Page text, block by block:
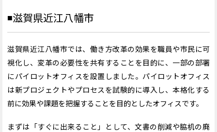
◾️滋賀県近江八幡市
滋賀県近江八幡市では、働き方改革の効果を職員や市民に可
視化し、変革の必要性を共有することを目的に、一部の部署
にパイロットオフィスを設置しました。パイロットオフィス
は新プロジェクトやプロセスを試験的に導入し、本格化する
前に効果や課題を把握することを目的としたオフィスです。
まずは「すぐに出来ること」として、文書の削減や脇机の廃